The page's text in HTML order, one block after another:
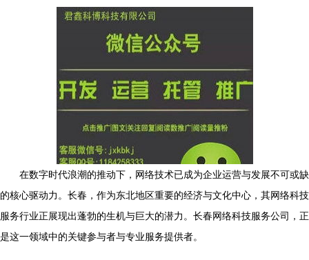
在数字时代浪潮的推动下，网络技术已成为企业运营与发展不可或缺
的核心驱动力。长春，作为东北地区重要的经济与文化中心，其网络科技
服务行业正展现出蓬勃的生机与巨大的潜力。长春网络科技服务公司，正
是这一领域中的关键参与者与专业服务提供者。